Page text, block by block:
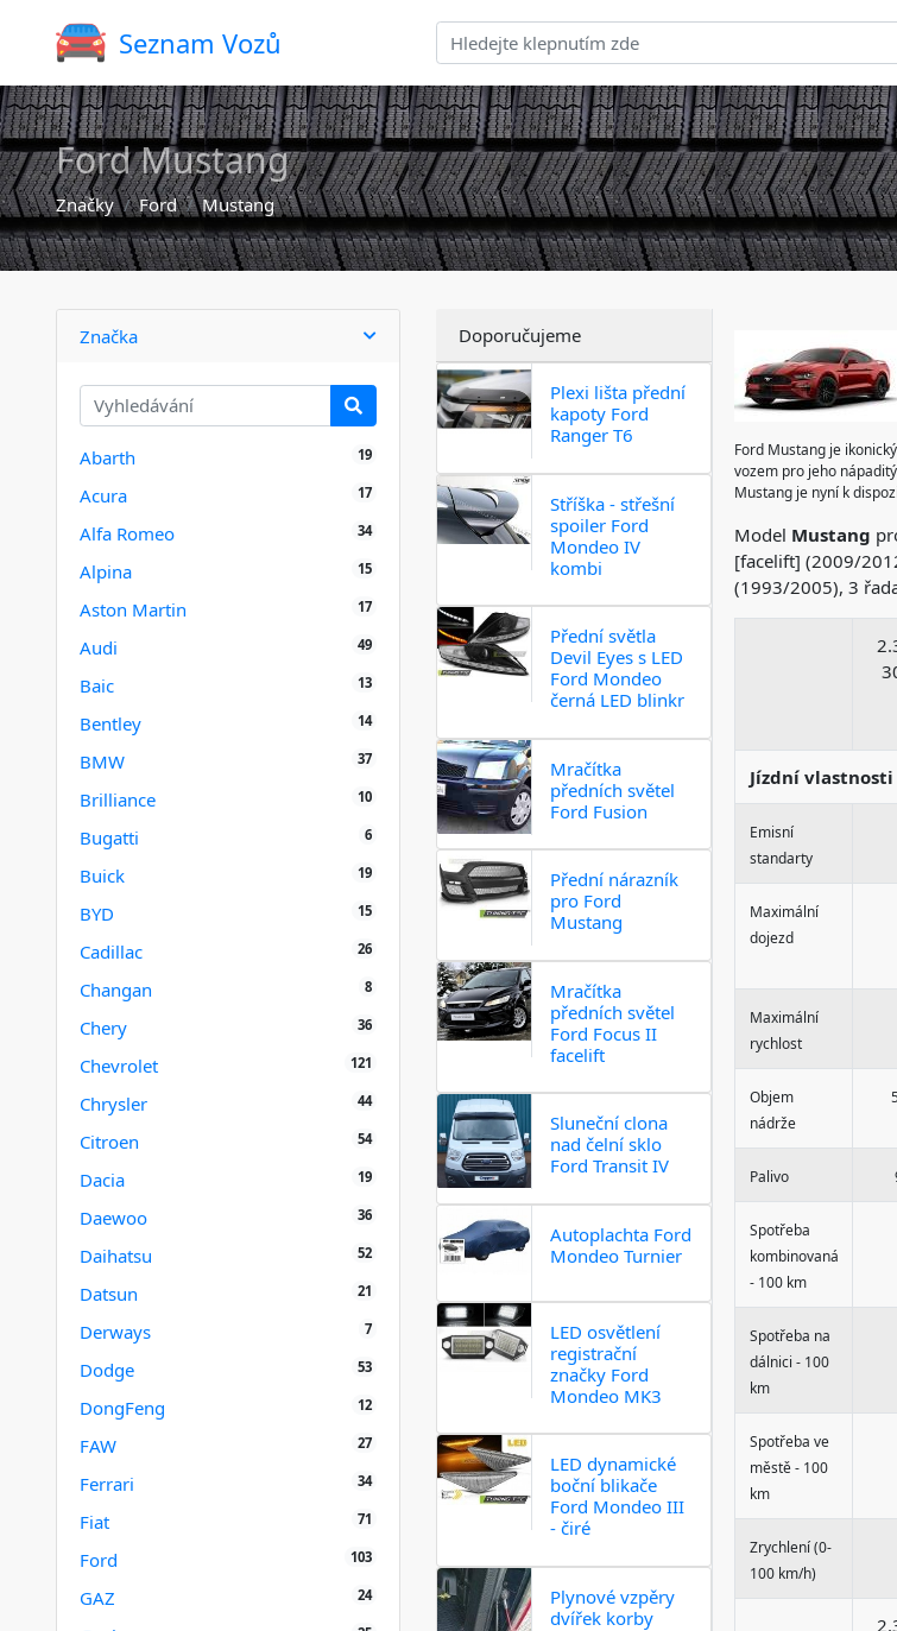
Seznam Vozů
Ford Mustang
Značky Ford Mustang
Značka
Abarth 19
Acura 17
Alfa Romeo 34
Alpina 15
Aston Martin 17
Audi 49
Baic 13
Bentley 14
BMW 37
Brilliance 10
Bugatti 6
Buick 19
BYD 15
Cadillac 26
Changan 8
Chery 36
Chevrolet 121
Chrysler 44
Citroen 54
Dacia 19
Daewoo 36
Daihatsu 52
Datsun 21
Derways 7
Dodge 53
DongFeng 12
FAW 27
Ferrari 34
Fiat 71
Ford 103
GAZ 24
Doporučujeme
Plexi lišta přední
kapoty Ford
Ranger T6
Stříška - střešní
spoiler Ford
Mondeo IV
kombi
Přední světla
Devil Eyes s LED
Ford Mondeo
černá LED blinkr
Mračítka
předních světel
Ford Fusion
Přední nárazník
pro Ford
Mustang
Mračítka
předních světel
Ford Focus II
facelift
Sluneční clona
nad čelní sklo
Ford Transit IV
Autoplachta Ford
Mondeo Turnier
LED osvětlení
registrační
značky Ford
Mondeo MK3
LED dynamické
boční blikače
Ford Mondeo III
- čiré
Plynové vzpěry
dvířek korby
Ford Mustang je
vozem pro jeho
Mustang je nyní k
Model Mustang
[facelift] (2009/
(1993/2005), 3
Jízdní vlastnosti
Emisní
standarty
Maximální
dojezd
Maximální
rychlost
Objem
nádrže
Palivo
Spotřeba
kombinovaná
- 100 km
Spotřeba na
dálnici - 100
km
Spotřeba ve
městě - 100
km
Zrychlení (0-
100 km/h)